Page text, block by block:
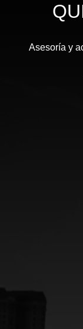
Asesoría y